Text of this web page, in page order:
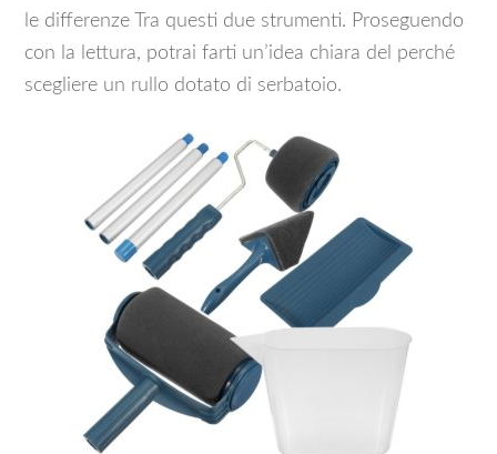
le differenze Tra questi due strumenti. Proseguendo
con la lettura, potrai farti un’idea chiara del perché
scegliere un rullo dotato di serbatoio.